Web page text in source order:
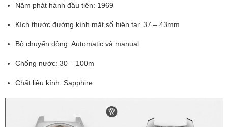
Năm phát hành đầu tiên: 1969
Kích thước đường kính mặt số hiện tại: 37 – 43mm
Bộ chuyển động: Automatic và manual
Chống nước: 30 – 100m
Chất liệu kính: Sapphire